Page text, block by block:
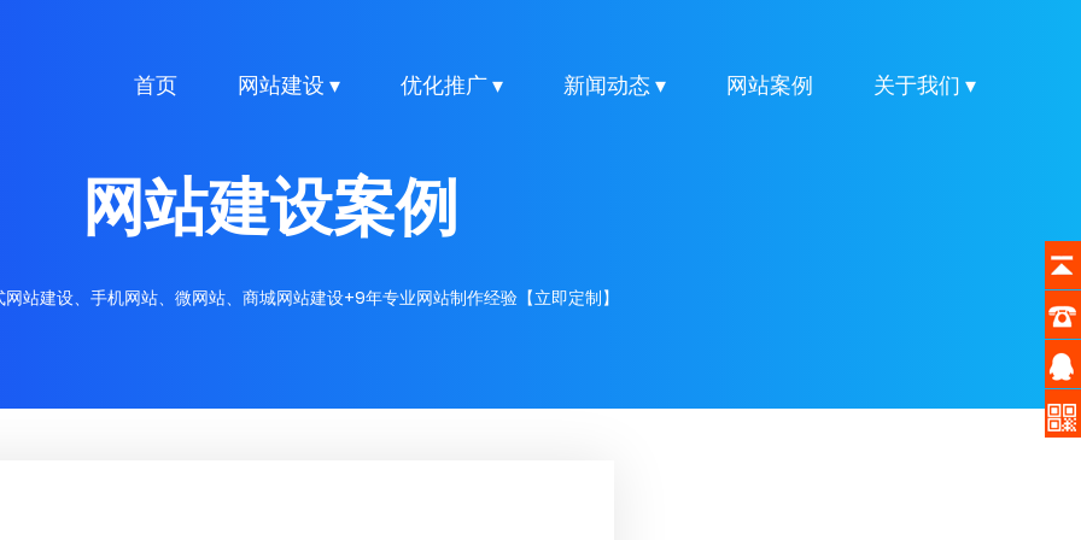
首页 网站建设 ▾ 优化推广 ▾ 新闻动态 ▾ 网站案例 关于我们 ▾
网站建设案例
站建设、手机网站、微网站、商城网站建设+9年专业网站制作经验【立即定制】